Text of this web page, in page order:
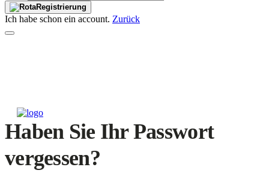
Registrierung
Ich habe schon ein account. Zurück
Haben Sie Ihr Passwort
vergessen?